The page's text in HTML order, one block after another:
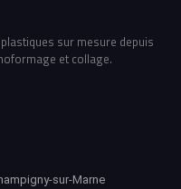
sur mesure depuis
et collage.
sur-Marne